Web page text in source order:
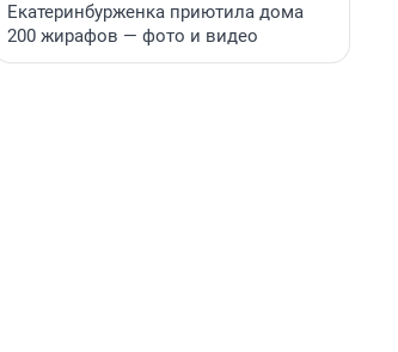
Екатеринбурженка приютила дома
200 жирафов — фото и видео